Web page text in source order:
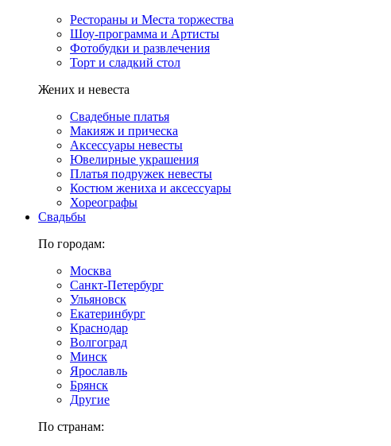
Рестораны и Места торжества
Шоу-программа и Артисты
Фотобудки и развлечения
Торт и сладкий стол
Жених и невеста
Свадебные платья
Макияж и прическа
Аксессуары невесты
Ювелирные украшения
Платья подружек невесты
Костюм жениха и аксессуары
Хореографы
Свадьбы
По городам:
Москва
Санкт-Петербург
Ульяновск
Екатеринбург
Краснодар
Волгоград
Минск
Ярославль
Брянск
Другие
По странам: